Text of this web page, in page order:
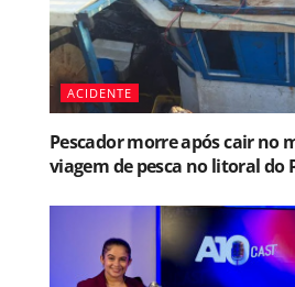
ACIDENTE
Pescador morre após cair no
viagem de pesca no litoral do